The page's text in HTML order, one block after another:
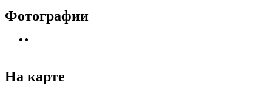
Фотографии
На карте